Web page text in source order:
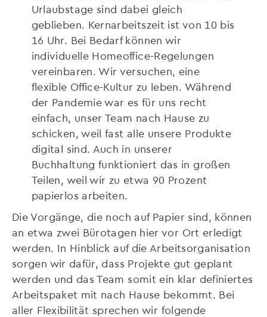
Urlaubstage sind dabei gleich
geblieben. Kernarbeitszeit ist von 10 bis
16 Uhr. Bei Bedarf können wir
individuelle Homeoffice-Regelungen
vereinbaren. Wir versuchen, eine
flexible Office-Kultur zu leben. Während
der Pandemie war es für uns recht
einfach, unser Team nach Hause zu
schicken, weil fast alle unsere Produkte
digital sind. Auch in unserer
Buchhaltung funktioniert das in großen
Teilen, weil wir zu etwa 90 Prozent
papierlos arbeiten.
Die Vorgänge, die noch auf Papier sind, können
an etwa zwei Bürotagen hier vor Ort erledigt
werden. In Hinblick auf die Arbeitsorganisation
sorgen wir dafür, dass Projekte gut geplant
werden und das Team somit ein klar definiertes
Arbeitspaket mit nach Hause bekommt. Bei
aller Flexibilität sprechen wir folgende